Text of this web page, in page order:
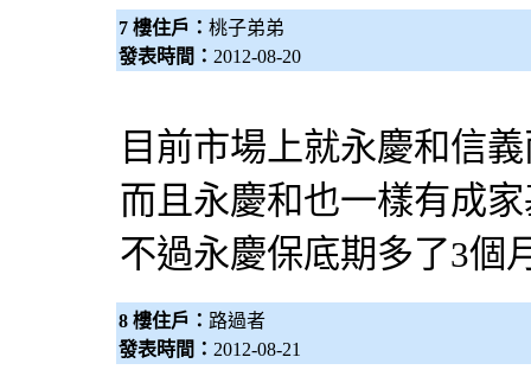
7 樓住戶： 桃子弟弟
發表時間： 2012-08-20
目前市場上就永慶和信
而且永慶和也一樣有成
不過永慶保底期多了3個
8 樓住戶： 路過者
發表時間： 2012-08-21